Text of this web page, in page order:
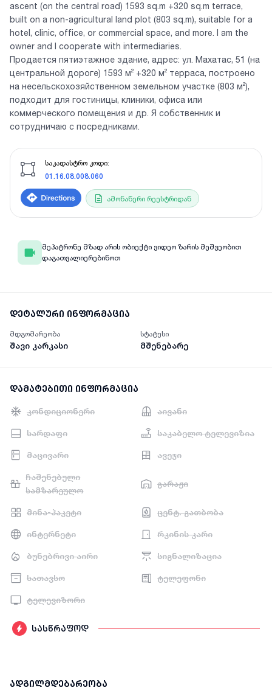
ascent (on the central road) 1593 sq.m +320 sq.m terrace,
built on a non-agricultural land plot (803 sq.m), suitable for a
hotel, clinic, office, or commercial space, and more. I am the
owner and I cooperate with intermediaries.
Продается пятиэтажное здание, адрес: ул. Махатас, 51 (на
центральной дороге) 1593 м² +320 м² терраса, построено
на несельскохозяйственном земельном участке (803 м²),
подходит для гостиницы, клиники, офиса или
коммерческого помещения и др. Я собственник и
сотрудничаю с посредниками.
საკადასტრო კოდი:
01.16.08.008.060
ამონაწერი რეესტრიდან
მეპატრონე მზად არის ობიექტი ვიდეო ზარის მეშვეობით
დაგათვალიერებინოთ
დეტალური ინფორმაცია
მდგომარეობა
შავი კარკასი
სტატუსი
მშენებარე
დამატებითი ინფორმაცია
კონდიციონერი აივანი
სარდაფი საკაბელო ტელევიზია
მაცივარი ავეჯი
ჩაშენებული
სამზარეულო
გარაჟი
მინა-პაკეტი ცენტ. გათბობა
ინტერნეტი რკინის კარი
ბუნებრივი აირი სიგნალიზაცია
სათავსო ტელეფონი
ტელევიზორი
სასწრაფოდ
ადგილმდებარეობა